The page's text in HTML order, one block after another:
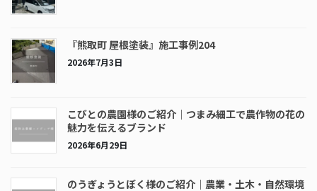
『熊取町 屋根塗装』施工事例204
2026年7月3日
こびとの農園様のご紹介｜つまみ細工で農作物の花の
魅力を伝えるブランド
2026年6月29日
のうぎょうとぼく様のご紹介｜農業・土木・自然環境